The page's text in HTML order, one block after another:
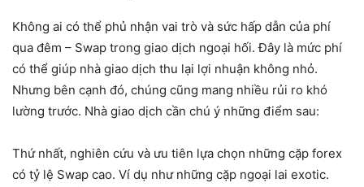
Không ai có thể phủ nhận vai trò và sức hấp dẫn của phí
qua đêm – Swap trong giao dịch ngoại hối. Đây là mức phí
có thể giúp nhà giao dịch thu lại lợi nhuận không nhỏ.
Nhưng bên cạnh đó, chúng cũng mang nhiều rủi ro khó
lường trước. Nhà giao dịch cần chú ý những điểm sau:
Thứ nhất, nghiên cứu và ưu tiên lựa chọn những cặp forex
có tỷ lệ Swap cao. Ví dụ như những cặp ngoại lai exotic.